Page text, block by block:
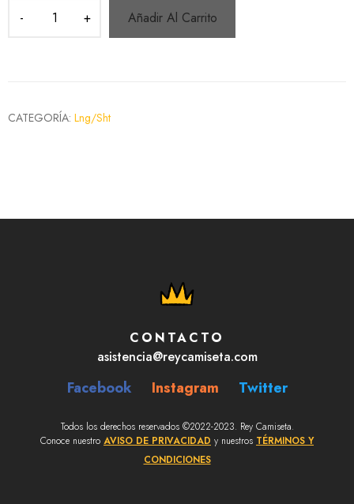
Añadir Al Carrito
CATEGORÍA: Lng/Sht
CONTACTO
asistencia@reycamiseta.com
Facebook Instagram Twitter
Todos los derechos reservados ©2022-2023. Rey Camiseta.
Conoce nuestro AVISO DE PRIVACIDAD y nuestros TÉRMINOS Y
CONDICIONES